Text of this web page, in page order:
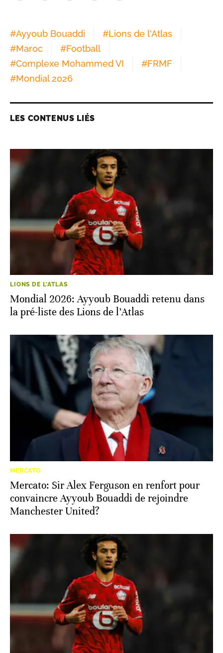
#Ayyoub Bouaddi #Lions de l'Atlas
#Maroc #Football
#Complexe Mohammed VI #FRMF
#Mondial 2026
LES CONTENUS LIÉS
LIONS DE L'ATLAS
Mondial 2026: Ayyoub Bouaddi retenu dans
la pré-liste des Lions de l’Atlas
MERCATO
Mercato: Sir Alex Ferguson en renfort pour
convaincre Ayyoub Bouaddi de rejoindre
Manchester United?